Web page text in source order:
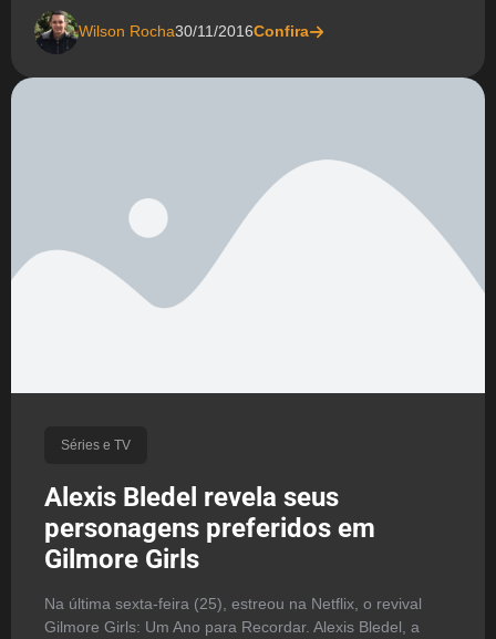
Wilson Rocha30/11/2016Confira
Séries e TV
Alexis Bledel revela seus
personagens preferidos em
Gilmore Girls
Na última sexta-feira (25), estreou na Netflix, o revival
Gilmore Girls: Um Ano para Recordar. Alexis Bledel, a